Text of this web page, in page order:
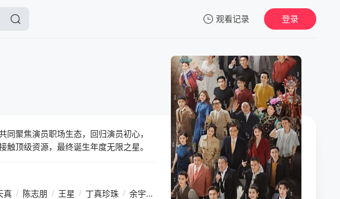
观看记录
暂无观看影片的记录
登录
聚焦演员职场生态，回归演员初心，
顶级资源，最终诞生年度无限之星。
真 / 陈志朋 / 王星 / 丁真珍珠 / 余宇涵 傅首尔 / 洪尧 / 王浩信 / 王紫璇 /